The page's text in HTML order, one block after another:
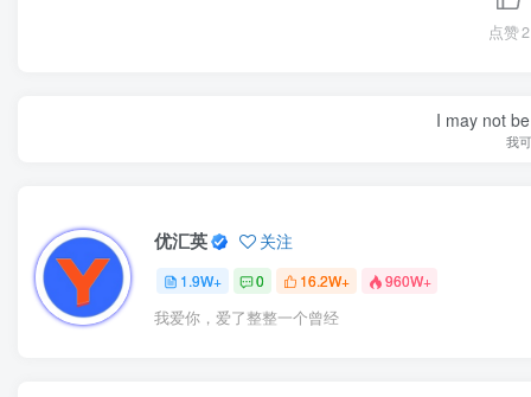
点赞2
I may not
我
优汇英 关注
1.9W+ 0 16.2W+ 960W+
我爱你，爱了整整一个曾经